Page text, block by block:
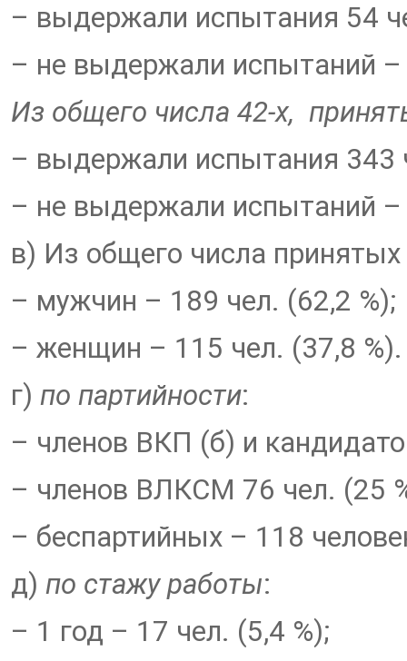
– выдержали испытания 54
– не выдержали испытаний –
Из общего числа 42-х,
– выдержали испытания 343
– не выдержали испытаний –
в) Из общего числа
– мужчин – 189 чел. (62,2 %);
– женщин – 115 чел. (37,8 %).
г) по партийности:
– членов ВКП (б) и
– членов ВЛКСМ 76 чел. (25
– беспартийных – 118
д) по стажу работы:
– 1 год – 17 чел. (5,4 %);